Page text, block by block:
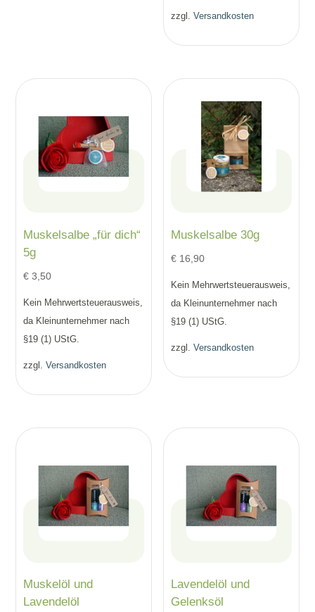
zzgl.Versandkosten
Muskelsalbe „für dich“
5g
€ 3,50
Kein Mehrwertsteuerausweis,
da Kleinunternehmer nach
§19 (1) UStG.
zzgl.Versandkosten
Muskelsalbe 30g
€ 16,90
Kein Mehrwertsteuerausweis,
da Kleinunternehmer nach
§19 (1) UStG.
zzgl.Versandkosten
Muskelöl und
Lavendelöl
Lavendelöl und
Gelenksöl